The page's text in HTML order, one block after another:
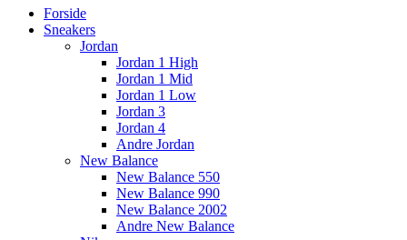
Forside
Sneakers
Jordan
Jordan 1 High
Jordan 1 Mid
Jordan 1 Low
Jordan 3
Jordan 4
Andre Jordan
New Balance
New Balance 550
New Balance 990
New Balance 2002
Andre New Balance